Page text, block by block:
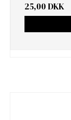
25,00 DKK